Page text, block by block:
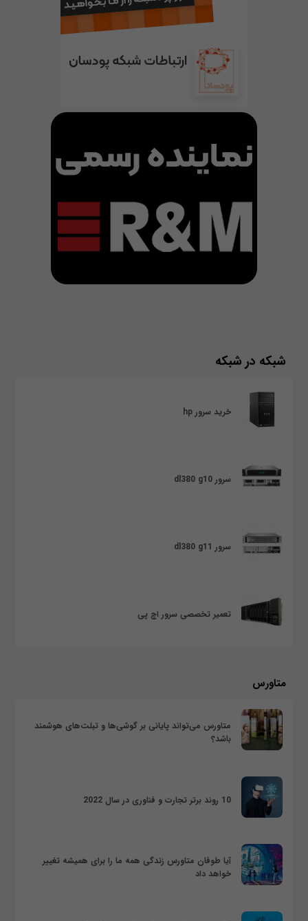
شبکه در شبکه
خرید سرور hp
سرور dl380 g10
سرور dl380 g11
تعمیر تخصصی سرور اچ پی
متاورس
متاورس می‌تواند پایانی بر گوشی‌ها و تبلت‌های هوشمند
باشد؟
10 روند برتر تجارت و فناوری در سال 2022
آیا طوفان متاورس زندگی همه ما را برای همیشه تغییر
خواهد داد